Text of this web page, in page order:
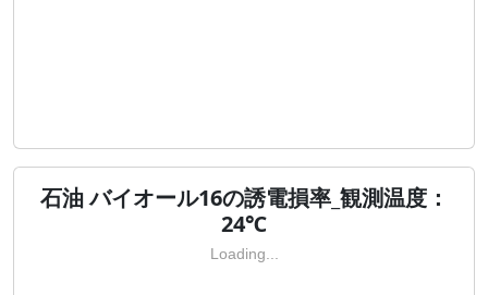
石油 バイオール16の誘電損率_観測温度：
24℃
Loading...